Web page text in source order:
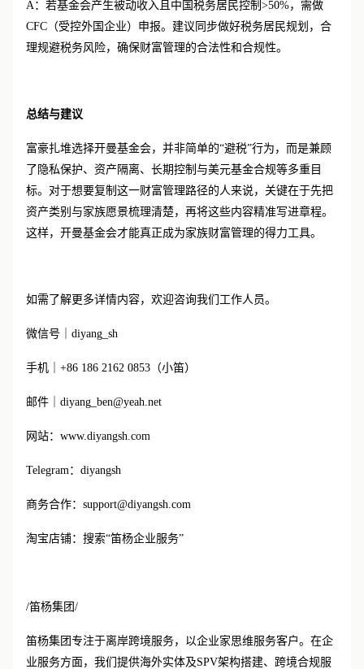
A：若基金会产生被动收入且中国税务居民控制>50%，需做
CFC（受控外国企业）申报。建议同步做好税务居民规划，合
理规避税务风险，确保财富管理的合法性和合规性。
总结与建议
富豪扎堆选择开曼基金会，并非简单的“避税”行为，而是兼顾
了隐私保护、资产隔离、长期控制与美元基金合规等多重目
标。对于想要复制这一财富管理路径的人来说，关键在于先把
资产类别与家族愿景梳理清楚，再将这些内容精准写进章程。
这样，开曼基金会才能真正成为家族财富管理的得力工具。
如需了解更多详情内容，欢迎咨询我们工作人员。
微信号｜ diyang_sh
手机｜ +86 186 2162 0853（小笛）
邮件｜ diyang_ben@yeah.net
网站： www.diyangsh.com
Telegram：diyangsh
商务合作： support@diyangsh.com
淘宝店铺：搜索“笛杨企业服务”
/笛杨集团/
笛杨集团专注于离岸跨境服务，以企业家思维服务客户。在企
业服务方面，我们提供海外实体及SPV架构搭建、跨境合规服